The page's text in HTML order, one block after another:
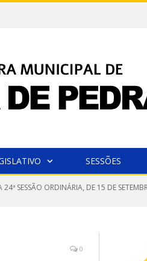
SESSÕES
24ª SESSÃO ORDINÁRIA, DE 15 DE
0